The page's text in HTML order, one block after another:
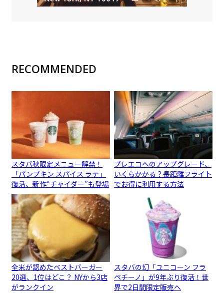
RECOMMENDED
スタバ秋限定メニュー解禁！
「パンプキン スパイス ラテ」
復活、新作“チャイダー”も登場
プレエコへのアップグレード、
いくらかかる？長距離フライト
でお得に利用する方法
全米が認めたベストバーガー
20選、1位はどこ？ NYから3店
がランクイン
スタバの幻「ユニコーン フラ
ペチーノ」が9年ぶり復活！世
界で2日間限定販売へ